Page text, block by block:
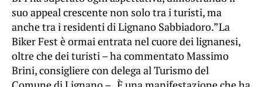
suo appeal crescente non solo tra i turisti, ma
anche tra i residenti di Lignano Sabbiadoro.”La
Biker Fest è ormai entrata nel cuore dei lignanesi,
oltre che dei turisti – ha commentato Massimo
Brini, consigliere con delega al Turismo del